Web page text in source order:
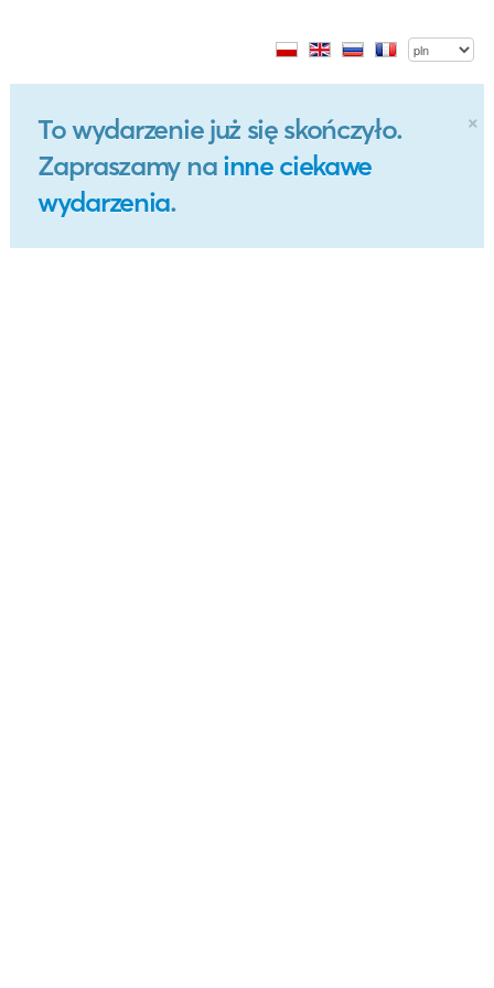
×
To wydarzenie już się skończyło.
Zapraszamy na inne ciekawe
wydarzenia.